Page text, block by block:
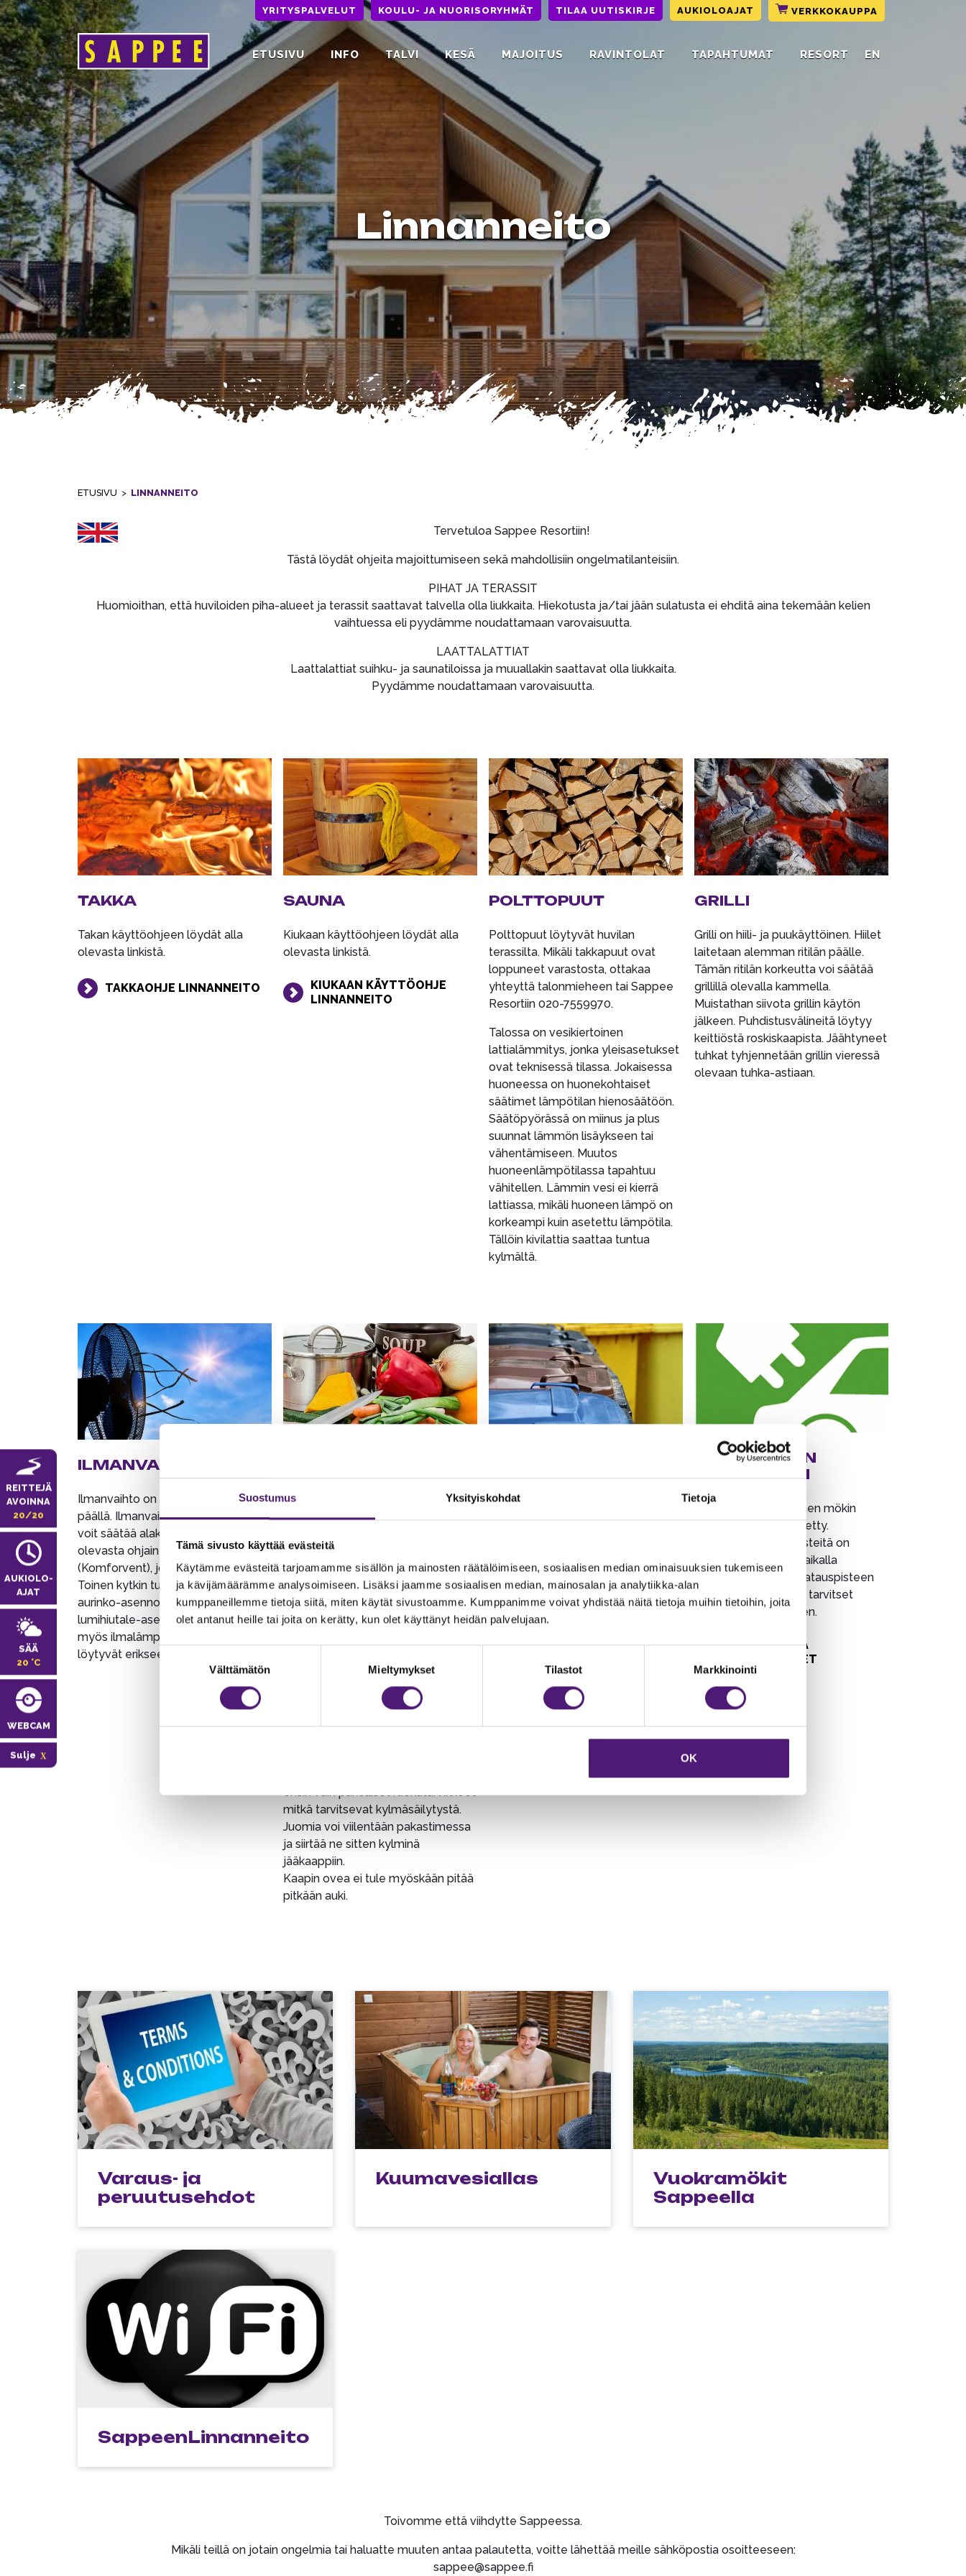
Suostumus Yksityiskohdat Tietoja
Tämä sivusto käyttää evästeitä
Käytämme evästeitä tarjoamamme sisällön ja mainosten räätälöimiseen, sosiaalisen median ominaisuuksien tukemiseen
ja kävijämäärämme analysoimiseen. Lisäksi jaamme sosiaalisen median, mainosalan ja analytiikka-alan
kumppaneillemme tietoja siitä, miten käytät sivustoamme. Kumppanimme voivat yhdistää näitä tietoja muihin tietoihin, joita
olet antanut heille tai joita on kerätty, kun olet käyttänyt heidän palvelujaan.
Suostumuksen
Välttämätön Mieltymykset Tilastot Markkinointi
OK
YRITYSPALVELUT KOULU- JA NUORISORYHMÄT TILAA UUTISKIRJE AUKIOLOAJAT VERKKOKAUPPA
Päävalikko ETUSIVU INFO TALVI KESÄ MAJOITUS RAVINTOLAT TAPAHTUMAT RESORT EN
Linnanneito
ETUSIVU > LINNANNEITO
REITTEJÄ
AVOINNA
20/20
AUKIOLO­
AJAT
SÄÄ
20 °C
WEBCAM
Sulje
Tervetuloa Sappee Resortiin!
Tästä löydät ohjeita majoittumiseen sekä mahdollisiin ongelmatilanteisiin.
PIHAT JA TERASSIT
Huomioithan, että huviloiden piha-alueet ja terassit saattavat talvella olla liukkaita. Hiekotusta ja/tai jään sulatusta ei ehditä aina tekemään kelien
vaihtuessa eli pyydämme noudattamaan varovaisuutta.
LAATTALATTIAT
Laattalattiat suihku- ja saunatiloissa ja muuallakin saattavat olla liukkaita.
Pyydämme noudattamaan varovaisuutta.
TAKKA
Takan käyttöohjeen löydät alla
olevasta linkistä.
TAKKAOHJE LINNANNEITO
SAUNA
Kiukaan käyttöohjeen löydät alla
olevasta linkistä.
KIUKAAN KÄYTTÖOHJE
LINNANNEITO
POLTTOPUUT
Polttopuut löytyvät huvilan
terassilta. Mikäli takkapuut ovat
loppuneet varastosta, ottakaa
yhteyttä talonmieheen tai Sappee
Resortiin 020-7559970.
Talossa on vesikiertoinen
lattialämmitys, jonka yleisasetukset
ovat teknisessä tilassa. Jokaisessa
huoneessa on huonekohtaiset
säätimet lämpötilan hienosäätöön.
Säätöpyörässä on miinus ja plus
suunnat lämmön lisäykseen tai
vähentämiseen. Muutos
huoneenlämpötilassa tapahtuu
vähitellen. Lämmin vesi ei kierrä
lattiassa, mikäli huoneen lämpö on
korkeampi kuin asetettu lämpötila.
Tällöin kivilattia saattaa tuntua
kylmältä.
GRILLI
Grilli on hiili- ja puukäyttöinen. Hiilet
laitetaan alemman ritilän päälle.
Tämän ritilän korkeutta voi säätää
grillillä olevalla kammella.
Muistathan siivota grillin käytön
jälkeen. Puhdistusvälineitä löytyy
keittiöstä roskiskaapista. Jäähtyneet
tuhkat tyhjennetään grillin vieressä
olevaan tuhka-astiaan.
ILMANVAIHTO
Ilmanvaihto on aina automaattisesti
päällä. Ilmanvaihdon voimakkuutta
voit säätää alakerran wc:n vieressä
olevasta ohjaintaulusta
(Komforvent), jossa propellinkuvat.
Toinen kytkin tulee olla kesällä
aurinko-asennossa ja talvella
lumihiutale-asennossa. Talossa on
myös ilmalämpöpumppu, ohjeet
löytyvät erikseen mökistä.
ASTIANPESUKONE
tulee ongelmia, tarkistathan ensin,
että hana on auki. Hana löytyy
keittiölavuaarin vesihanasta.
KYLMÄSÄILYTYSTILAT
juomaa tai kuljetuksessa
lämmennyttä ruokaa, ei jääkaapin
sisälämpötila pysy optimaalisena
vaan se lämpiää. Viileneminen
ensin vain pakolliset ruokatarvikkeet
mitkä tarvitsevat kylmäsäilytystä.
Juomia voi viilentään pakastimessa
ja siirtää ne sitten kylminä
jääkaappiin.
Kaapin ovea ei tule myöskään pitää
pitkään auki.
KÄSITTELY JA
KIERRÄTYS
katoksesta.
SÄHKÖAUTON
LATAAMINEN
Sähköauton lataaminen mökin
pistorasioista on kielletty.
Sähköauton latauspisteitä on
Sappeen pääparkkipaikalla
(type2 max. 22kw). Latauspisteen
käyttöön ja maksuun tarvitset
eparking.fi sovelluksen.
PYSÄKÖINTI JA
LATAUSPISTEET
Varaus- ja
peruutusehdot
Kuumavesiallas
Vuokramökit
Sappeella
SappeenLinnanneito
Toivomme että viihdytte Sappeessa.
Mikäli teillä on jotain ongelmia tai haluatte muuten antaa palautetta, voitte lähettää meille sähköpostia osoitteeseen:
sappee@sappee.fi